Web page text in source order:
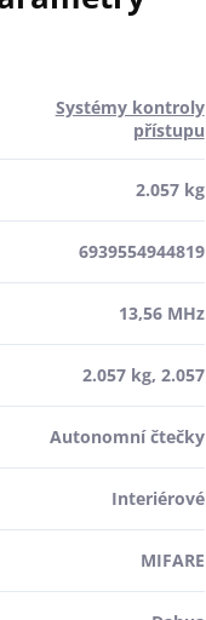
Systémy kontroly
přístupu
2.057 kg
6939554944819
13,56 MHz
2.057 kg, 2.057
Autonomní čtečky
Interiérové
MIFARE